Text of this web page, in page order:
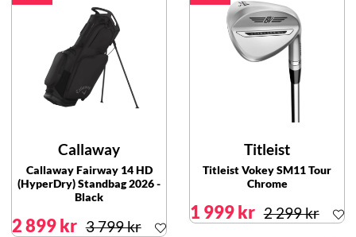
Callaway
Callaway Fairway 14 HD
(HyperDry) Standbag 2026 -
Black
2 899 kr 3 799 kr
Titleist
Titleist Vokey SM11 Tour
Chrome
1 999 kr 2 299 kr